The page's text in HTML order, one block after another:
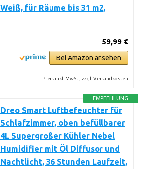
Weiß, für Räume bis 31 m2,
59,99 €
Bei Amazon ansehen
Preis inkl. MwSt., zzgl. Versandkosten
EMPFEHLUNG
Dreo Smart Luftbefeuchter für
Schlafzimmer, oben befüllbarer
4L Supergroßer Kühler Nebel
Humidifier mit Öl Diffusor und
Nachtlicht, 36 Stunden Laufzeit,